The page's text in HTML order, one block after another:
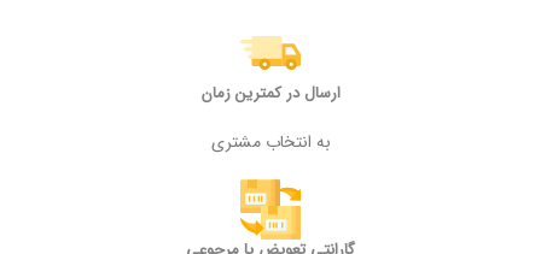
ارسال در کمترین زمان
به انتخاب مشتری